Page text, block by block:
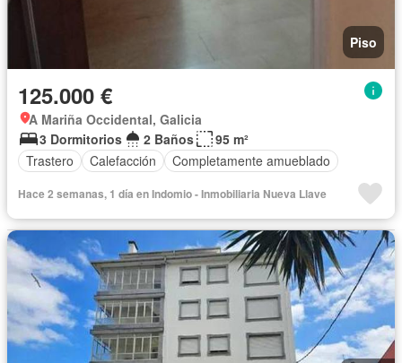
Piso
125.000 €
A Mariña Occidental, Galicia
3 Dormitorios
2 Baños
95 m²
Trastero
Calefacción Completamente amueblado
Hace 2 semanas, 1 día en Indomio - Inmobiliaria Nueva Llave